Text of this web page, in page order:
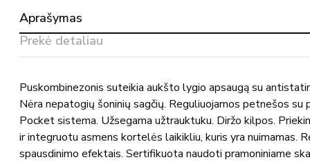
kišenėmis
21469-
Aprašymas
Prekė detaliau
Puskombinezonis suteikia aukšto lygio apsaugą su
Nėra nepatogių šoninių sagčių. Reguliuojamos petnešos
Pocket sistema. Užsegama užtrauktuku. Diržo kilpos.
ir integruotu asmens kortelės laikikliu, kuris yra nuimamas.
spausdinimo efektais. Sertifikuota naudoti pramoniniame